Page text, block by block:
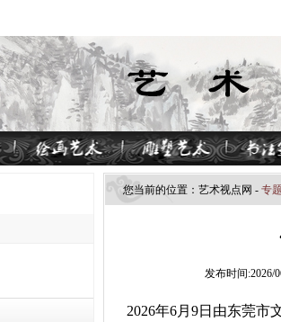
您当前的位置： 艺术视点​网 - 专
发布时间:2026/
2026年6月9日由东莞市